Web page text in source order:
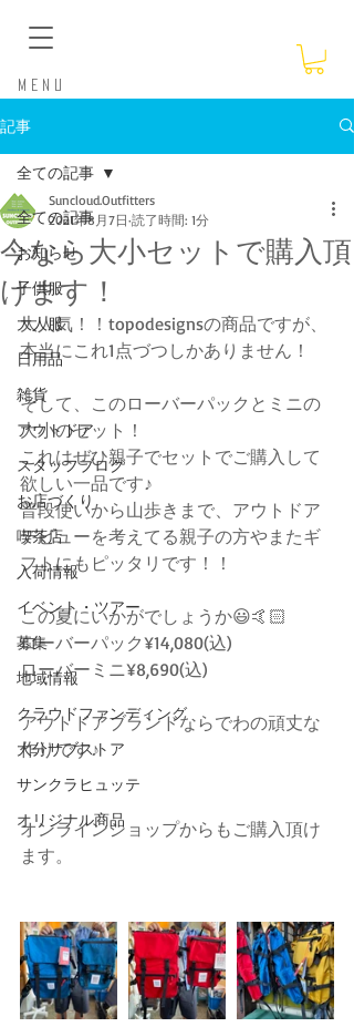
​Menu
記事
全ての記事
お知らせ
子供服
大人服
日用品
雑貨
アウトドア
スタッフブログ
お店づくり
喫茶店
入荷情報
イベント・ツアー
募集
地域情報
クラウドファンディング
大分サブストア
サンクラヒュッテ
オリジナル商品
全ての記事
今なら大小セットで購入頂
けます！
Suncloud.Outfitters
2021年8月7日 読了時間: 1分
大人気！！topodesignsの商品ですが、
本当にこれ1点づつしかありません！
そして、このローバーパックとミニの
大小のセット！
これはぜひ親子でセットでご購入して
欲しい一品です♪
普段使いから山歩きまで、アウトドア
デビューを考えてる親子の方やまたギ
フトにもピッタリです！！
この夏にいかがでしょうか😃🤙🏻
ローバーパック¥14,080(込)
ローバーミニ¥8,690(込)
アウトドアブランドならでわの頑丈な
作りです♪
オンラインショップからもご購入頂け
ます。